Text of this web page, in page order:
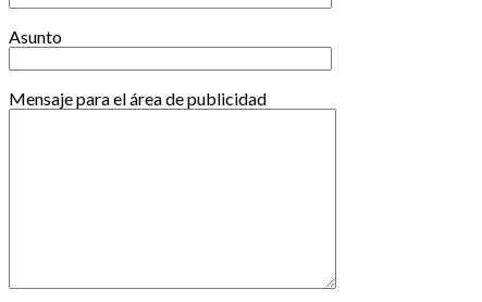
Asunto
Mensaje para el área de publicidad